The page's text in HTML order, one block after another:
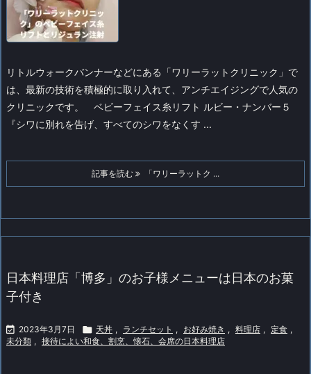
リトルウォークバンナーなどにある「ワリーラットクリニック」で
は、最新の技術を積極的に取り入れて、アンチエイジングで人気の
クリニックです。
ベビーフェイス糸リフト ルビー・ナンバー５
『シワに別れを告げ、すべてのシワをなくす ...
記事を読む 「ワリーラットク ...
日本料理店「博多」のお子様メニューは日本のお菓
子付き
 2023年3月7日  天丼 , ランチセット , お好み焼き , 料理店 , 定食 ,
未分類 , 接待によい和食、割烹、懐石、会席の日本料理店